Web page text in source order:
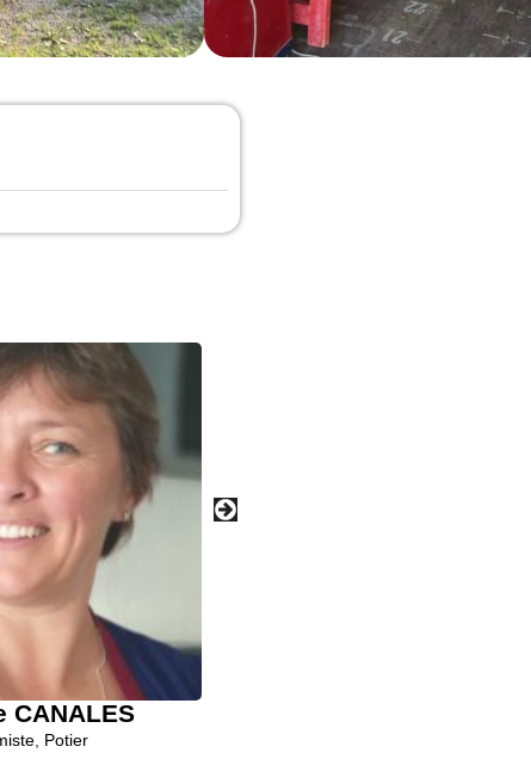
CANALES
, Potier